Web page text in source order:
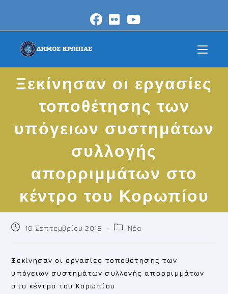
content
Ξεκίνησαν οι εργασίες
τοποθέτησης των
υπόγειων συστημάτων
συλλογής
απορριμμάτων στο
κέντρο του Κορωπίου
Post10 Σεπτεμβρίου 2018
PostΝέα
Ξεκίνησαν οι εργασίες τοποθέτησης των
υπόγειων συστημάτων συλλογής απορριμμάτων
στο κέντρο του Κορωπίου